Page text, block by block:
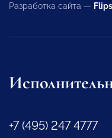
Разработка сайта — Flips
+7 (495) 247 4777